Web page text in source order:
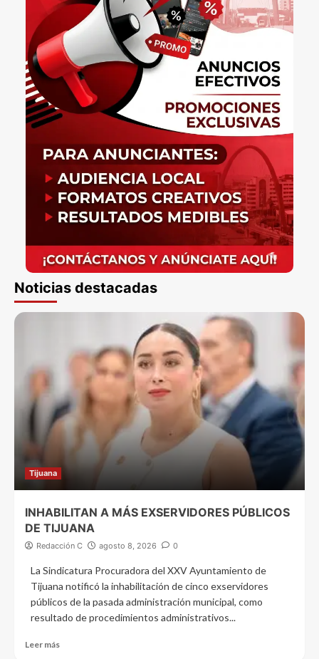
Noticias destacadas
Tijuana
INHABILITAN A MÁS EXSERVIDORES PÚBLICOS
DE TIJUANA
Redacción C agosto 8, 2026 0
La Sindicatura Procuradora del XXV Ayuntamiento de
Tijuana notificó la inhabilitación de cinco exservidores
públicos de la pasada administración municipal, como
resultado de procedimientos administrativos...
Leer más